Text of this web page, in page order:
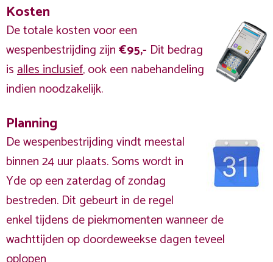
Kosten
De totale kosten voor een
wespenbestrijding zijn€95,- Dit bedrag
isalles inclusief, ook een nabehandeling
indien noodzakelijk.
Planning
De wespenbestrijding vindt meestal
binnen 24 uur plaats. Soms wordt in
Yde op een zaterdag of zondag
bestreden. Dit gebeurt in de regel
enkel tijdens de piekmomenten wanneer de
wachttijden op doordeweekse dagen teveel